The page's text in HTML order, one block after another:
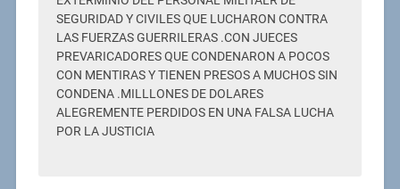
SEGURIDAD Y CIVILES QUE LUCHARON CONTRA
LAS FUERZAS GUERRILERAS .CON JUECES
PREVARICADORES QUE CONDENARON A POCOS
CON MENTIRAS Y TIENEN PRESOS A MUCHOS SIN
CONDENA .MILLLONES DE DOLARES
ALEGREMENTE PERDIDOS EN UNA FALSA LUCHA
POR LA JUSTICIA